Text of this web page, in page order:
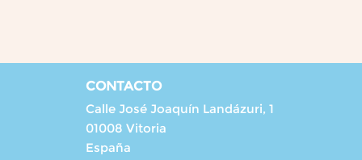
CONTACTO
Calle José Joaquín Landázuri, 1
01008 Vitoria
España